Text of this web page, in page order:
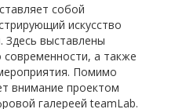
собой
искусство
Здесь выставлены
а также
Помимо
внимание проектом
галереей teamLab.